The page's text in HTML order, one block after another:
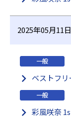
2025年05月11日
一般
ベストフ
一般
彩風咲奈